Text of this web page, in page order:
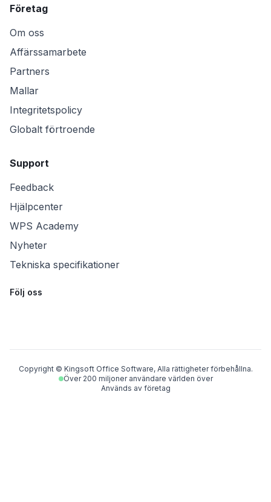
Företag
Om oss
Affärssamarbete
Partners
Mallar
Integritetspolicy
Globalt förtroende
Support
Feedback
Hjälpcenter
WPS Academy
Nyheter
Tekniska specifikationer
Följ oss
Copyright © Kingsoft Office Software, Alla rättigheter förbehållna.
Över 200 miljoner användare världen över
Används av företag